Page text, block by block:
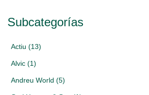
Subcategorías
Actiu (13)
Alvic (1)
Andreu World (5)